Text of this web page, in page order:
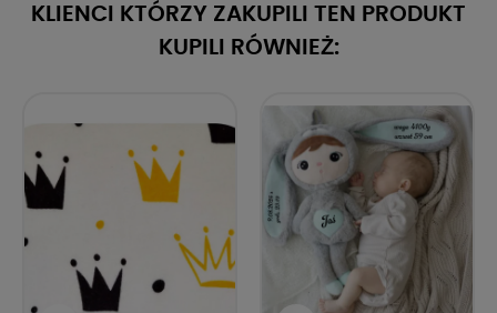
KLIENCI KTÓRZY ZAKUPILI TEN PRODUKT
KUPILI RÓWNIEŻ: